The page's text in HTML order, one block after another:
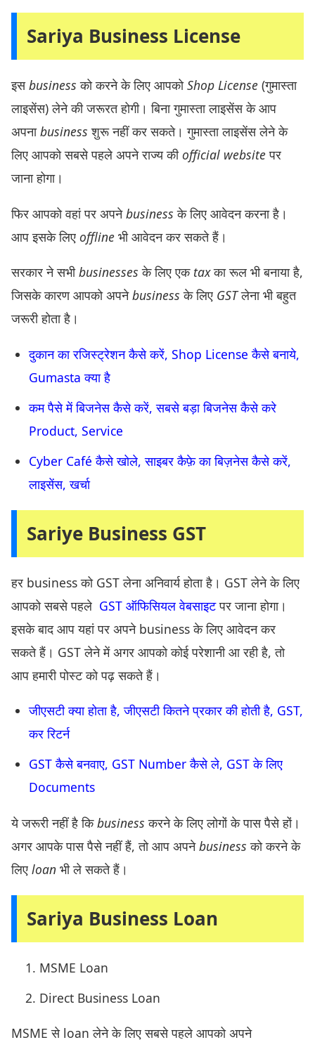
Sariya Business License
इसbusiness को करने के लिए आपकोShop License (गुमास्ता
लाइसेंस) लेने की जरूरत होगी। बिना गुमास्ता लाइसेंस के आप
अपनाbusiness शुरू नहीं कर सकते। गुमास्ता लाइसेंस लेने के
लिए आपको सबसे पहले अपने राज्य कीofficial websiteपर
जाना होगा।
फिर आपको वहां पर अपनेbusiness के लिए आवेदन करना है।
आप इसके लिए offline भी आवेदन कर सकते हैं।
सरकार ने सभीbusinesses के लिए एक taxका रूल भी बनाया है,
जिसके कारण आपको अपनेbusiness के लिए GSTलेना भी बहुत
जरूरी होता है।
दुकान का रजिस्ट्रेशन कैसे करें, Shop License कैसे बनाये,
Gumasta क्या है
कम पैसे में बिजनेस कैसे करें, सबसे बड़ा बिजनेस कैसे करे
Product, Service
Cyber Café कैसे खोले, साइबर कैफ़े का बिज़नेस कैसे करें,
लाइसेंस, खर्चा
Sariye Business GST
हर business को GST लेना अनिवार्य होता है। GST लेने के लिए
आपको सबसे पहले GST ऑफिसियल वेबसाइटपर जाना होगा।
इसके बाद आप यहां पर अपने business के लिए आवेदन कर
सकते हैं। GST लेने में अगर आपको कोई परेशानी आ रही है, तो
आप हमारी पोस्ट को पढ़ सकते हैं।
जीएसटी क्या होता है, जीएसटी कितने प्रकार की होती है, GST,
कर रिटर्न
GST कैसे बनवाए, GST Number कैसे ले, GST के लिए
Documents
ये जरूरी नहीं है किbusiness करने के लिए लोगों के पास पैसे हों।
अगर आपके पास पैसे नहीं हैं, तो आप अपनेbusiness को करने के
लिए loan भी ले सकते हैं।
Sariya Business Loan
MSME Loan
Direct Business Loan
MSME से loan लेने के लिए सबसे पहले आपको अपने